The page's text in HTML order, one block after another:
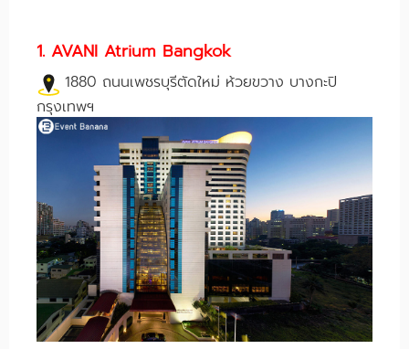
1. AVANI Atrium Bangkok
1880 ถนนเพชรบุรีตัดใหม่ ห้วยขวาง บางกะปิ
กรุงเทพฯ